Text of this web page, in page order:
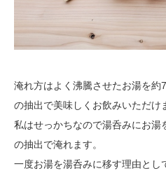
淹れ方はよく沸騰させたお湯を
の抽出で美味しくお飲みいただけ
私はせっかちなので湯呑みにお
の抽出で淹れます。
一度お湯を湯呑みに移す理由と